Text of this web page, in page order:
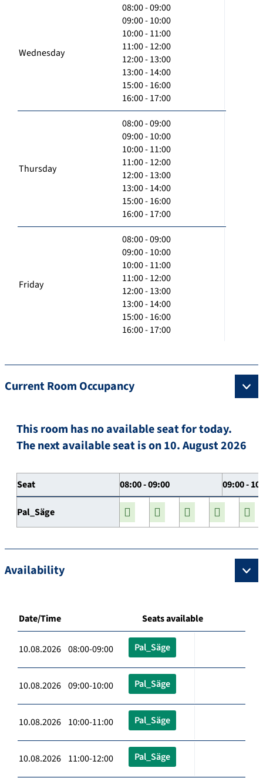
Wednesday
08:00 - 09:00
09:00 - 10:00
10:00 - 11:00
11:00 - 12:00
12:00 - 13:00
13:00 - 14:00
15:00 - 16:00
16:00 - 17:00
Thursday
08:00 - 09:00
09:00 - 10:00
10:00 - 11:00
11:00 - 12:00
12:00 - 13:00
13:00 - 14:00
15:00 - 16:00
16:00 - 17:00
Friday
08:00 - 09:00
09:00 - 10:00
10:00 - 11:00
11:00 - 12:00
12:00 - 13:00
13:00 - 14:00
15:00 - 16:00
16:00 - 17:00
Current Room Occupancy
This room has no available seat for today.
The next available seat is on 10. August 2026
Seat 08:00 - 09:00 09:00 -
Pal_Säge
Availability
Date/Time Seats available
10.08.2026 08:00-09:00 Pal_Säge
10.08.2026 09:00-10:00 Pal_Säge
10.08.2026 10:00-11:00 Pal_Säge
10.08.2026 11:00-12:00 Pal_Säge